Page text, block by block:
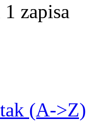
zapisa
(A->Z)